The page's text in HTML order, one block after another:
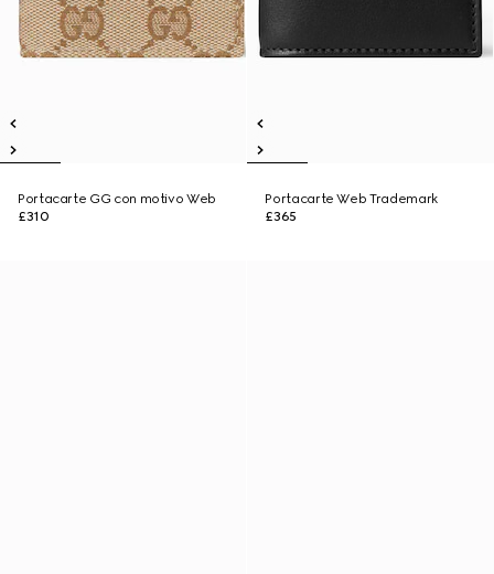
Portacarte GG con motivo Web
£310
Portacarte Web Trademark
£365